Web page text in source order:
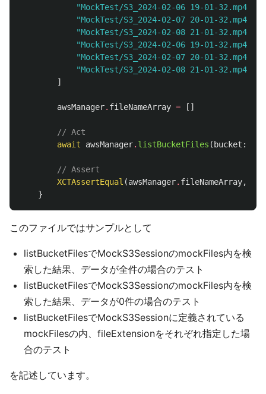
"MockTest/S3_2024-02-06 19-01-32.mp4"
"MockTest/S3_2024-02-07 20-01-32.mp4"
"MockTest/S3_2024-02-08 21-01-32.mp4"
"MockTest/S3_2024-02-06 19-01-32.mp4"
"MockTest/S3_2024-02-07 20-01-32.mp4"
"MockTest/S3_2024-02-08 21-01-32.mp4"
]
awsManager. fileNameArray = []
// Act
await
awsManager. listBucketFiles ( bucket :
// Assert
XCTAssertEqual (awsManager. fileNameArray,
}
このファイルではサンプルとして
listBucketFilesでMockS3SessionのmockFiles内を検
索した結果、データが全件の場合のテスト
listBucketFilesでMockS3SessionのmockFiles内を検
索した結果、データが0件の場合のテスト
listBucketFilesでMockS3Sessionに定義されている
mockFilesの内、fileExtensionをそれぞれ指定した場
合のテスト
を記述しています。